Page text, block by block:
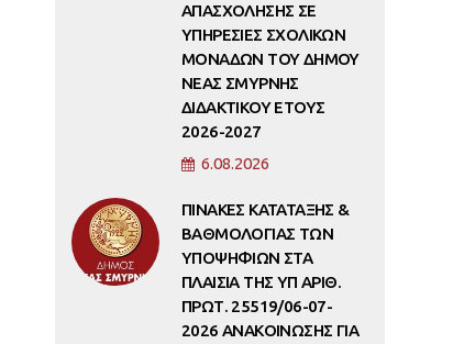
ΑΠΑΣΧΟΛΗΣΗΣ ΣΕ
ΥΠΗΡΕΣΙΕΣ ΣΧΟΛΙΚΩΝ
ΜΟΝΑΔΩΝ ΤΟΥ ΔΗΜΟΥ
ΝΕΑΣ ΣΜΥΡΝΗΣ
ΔΙΔΑΚΤΙΚΟΥ ΕΤΟΥΣ
2026-2027
6.08.2026
ΠΙΝΑΚΕΣ ΚΑΤΑΤΑΞΗΣ &
ΒΑΘΜΟΛΟΓΙΑΣ ΤΩΝ
ΥΠΟΨΗΦΙΩΝ ΣΤΑ
ΠΛΑΙΣΙΑ ΤΗΣ ΥΠ ΑΡΙΘ.
ΠΡΩΤ. 25519/06-07-
2026 ΑΝΑΚΟΙΝΩΣΗΣ ΓΙΑ